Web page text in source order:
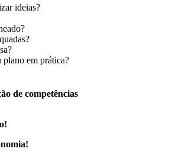
ideias?
plano em prática?
de competências